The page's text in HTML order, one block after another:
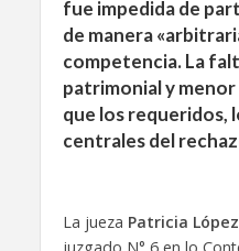
fue impedida de
de manera
competencia. La
patrimonial y
que los requeridos,
centrales del
La jueza Patricia